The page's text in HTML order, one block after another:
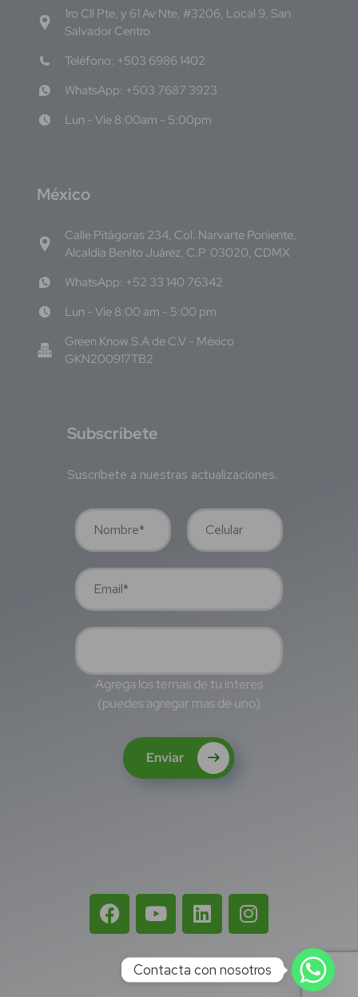
1ro Cll Pte, y 61 Av Nte, #3206, Local 9, San
Salvador Centro
Teléfono: +503 6986 1402
WhatsApp: +503 7687 3923
Lun - Vie 8:00am - 5:00pm
México
Calle Pitágoras 234, Col. Narvarte Poniente,
Alcaldía Benito Juárez, C.P. 03020, CDMX
WhatsApp: +52 33 140 76342
Lun - Vie 8:00 am - 5:00 pm
Green Know S.A de C.V - México
GKN200917TB2
Subscríbete
Suscríbete a nuestras actualizaciones.
Agrega los temas de tu interes
(puedes agregar mas de uno)
Enviar
Contacta con nosotros